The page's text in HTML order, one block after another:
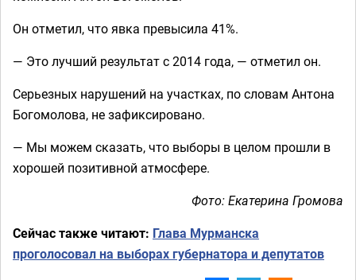
Он отметил, что явка превысила 41%.
— Это лучший результат с 2014 года, — отметил он.
Серьезных нарушений на участках, по словам Антона
Богомолова, не зафиксировано.
— Мы можем сказать, что выборы в целом прошли в
хорошей позитивной атмосфере.
Фото: Екатерина Громова
Сейчас также читают: Глава Мурманска
проголосовал на выборах губернатора и депутатов